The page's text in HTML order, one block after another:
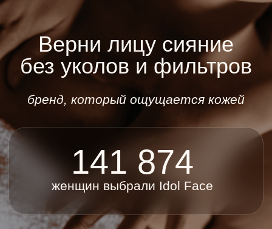
141 874
женщин выбрали Idol Face
бренд, который ощущается кожей
первый визит за 3 100 руб.3 700
записаться онлайн